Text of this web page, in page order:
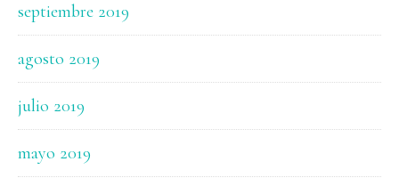
septiembre 2019
agosto 2019
julio 2019
mayo 2019